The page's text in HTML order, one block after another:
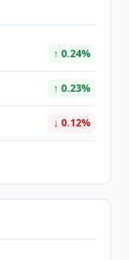
↑ 0.24%
↑ 0.23%
↓ 0.12%